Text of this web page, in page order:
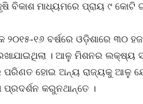
ବିକାଶ ମାଧ୍ୟମରେ ପ୍ରାୟ ୯ କୋଟି
୨୦୧୫-୧୬ ବର୍ଷରେ ଓଡ଼ିଶାରେ ୩୦
। ଆଳୁ ମିଶନର ଲକ୍ଷ୍ୟ
ପରିଣତ ହୋଇ ଅନ୍ୟ ରାଜ୍ୟକୁ ଆଳୁ
କରୁନଥାନ୍ତେ ।